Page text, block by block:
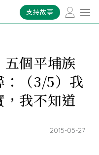
支持故事
五個平埔族
：（3/5）我
我不知道
2015-05-27